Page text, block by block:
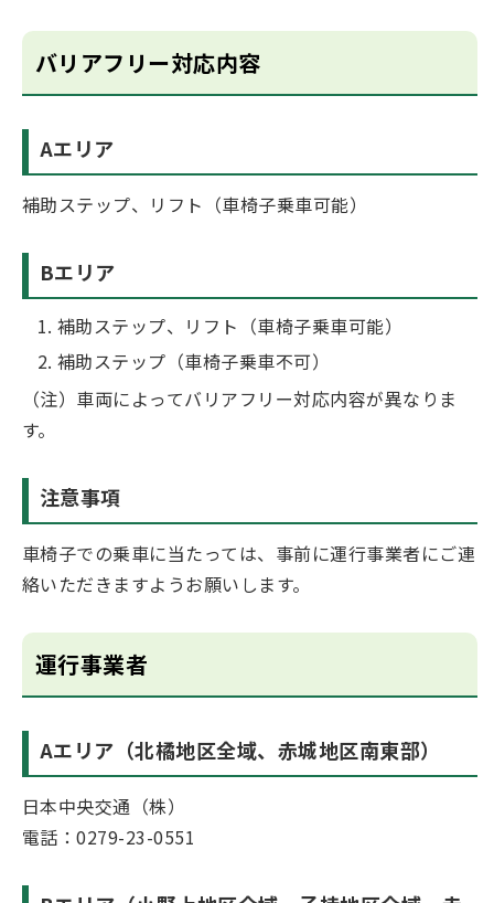
バリアフリー対応内容
Aエリア
補助ステップ、リフト（車椅子乗車可能）
Bエリア
補助ステップ、リフト（車椅子乗車可能）
補助ステップ（車椅子乗車不可）
（注）車両によってバリアフリー対応内容が異なりま
す。
注意事項
車椅子での乗車に当たっては、事前に運行事業者にご連
絡いただきますようお願いします。
運行事業者
Aエリア（北橘地区全域、赤城地区南東部）
日本中央交通（株）
電話：0279-23-0551